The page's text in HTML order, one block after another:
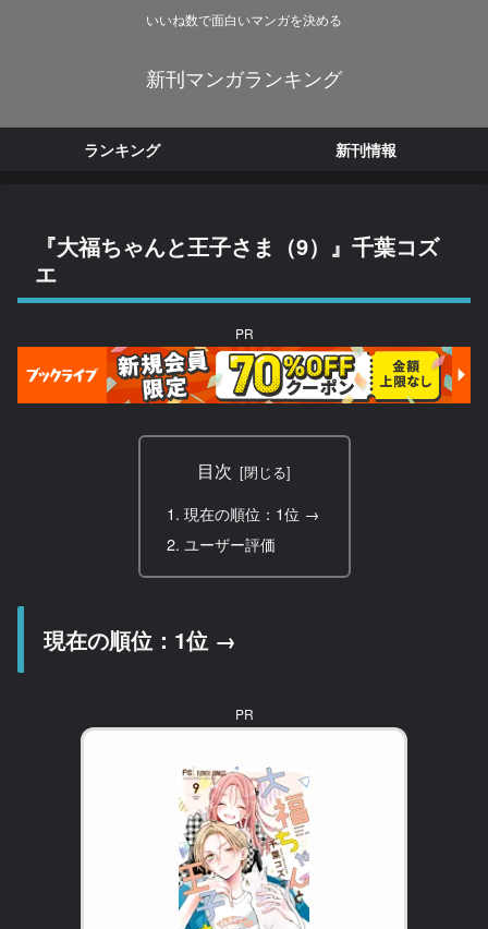
いいね数で面白いマンガを決める
新刊マンガランキング
ランキング 新刊情報
『大福ちゃんと王子さま（9）』千葉コズ
エ
PR
目次
現在の順位：1位 →
ユーザー評価
現在の順位：1位 →
PR